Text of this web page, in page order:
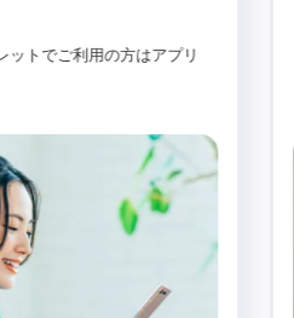
ットでご利用の方はアプリ